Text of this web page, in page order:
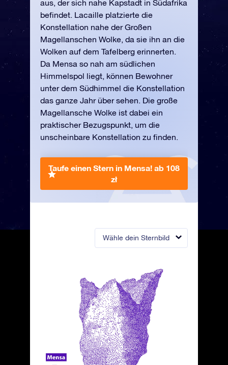
Wähle dein Sternbild
aus, der sich nahe Kapstadt in Südafrika
befindet. Lacaille platzierte die
Konstellation nahe der Großen
Magellanschen Wolke, da sie ihn an die
Wolken auf dem Tafelberg erinnerten.
Da Mensa so nah am südlichen
Himmelspol liegt, können Bewohner
unter dem Südhimmel die Konstellation
das ganze Jahr über sehen. Die große
Magellansche Wolke ist dabei ein
praktischer Bezugspunkt, um die
unscheinbare Konstellation zu finden.
Taufe einen Stern in Mensa! ab 108
zł